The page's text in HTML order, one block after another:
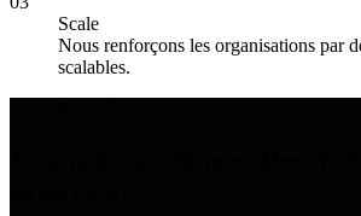
Scale
Nous renforçons les organisations par
scalables.